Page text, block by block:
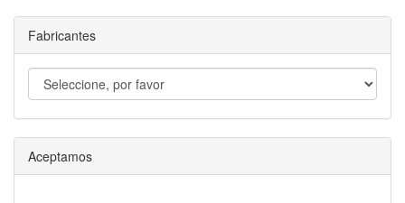
Fabricantes
Aceptamos